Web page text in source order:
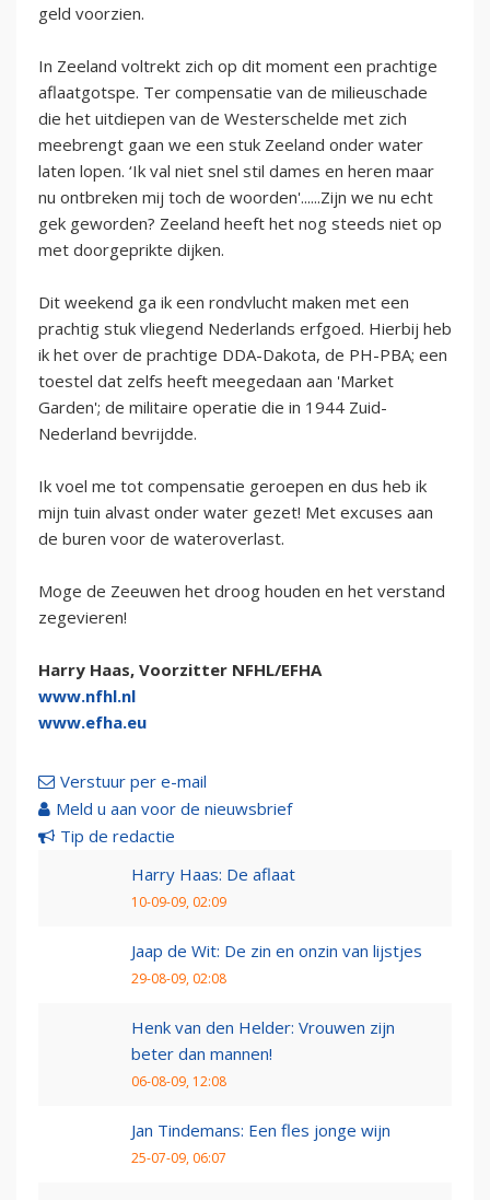
geld voorzien.
In Zeeland voltrekt zich op dit moment een prachtige
aflaatgotspe. Ter compensatie van de milieuschade
die het uitdiepen van de Westerschelde met zich
meebrengt gaan we een stuk Zeeland onder water
laten lopen. ‘Ik val niet snel stil dames en heren maar
nu ontbreken mij toch de woorden'......Zijn we nu echt
gek geworden? Zeeland heeft het nog steeds niet op
met doorgeprikte dijken.
Dit weekend ga ik een rondvlucht maken met een
prachtig stuk vliegend Nederlands erfgoed. Hierbij heb
ik het over de prachtige DDA-Dakota, de PH-PBA; een
toestel dat zelfs heeft meegedaan aan 'Market
Garden'; de militaire operatie die in 1944 Zuid-
Nederland bevrijdde.
Ik voel me tot compensatie geroepen en dus heb ik
mijn tuin alvast onder water gezet! Met excuses aan
de buren voor de wateroverlast.
Moge de Zeeuwen het droog houden en het verstand
zegevieren!
Harry Haas, Voorzitter NFHL/EFHA
www.nfhl.nl
www.efha.eu
Verstuur per e-mail
Meld u aan voor de nieuwsbrief
Tip de redactie
Harry Haas: De aflaat
10-09-09, 02:09
Jaap de Wit: De zin en onzin van lijstjes
29-08-09, 02:08
Henk van den Helder: Vrouwen zijn
beter dan mannen!
06-08-09, 12:08
Jan Tindemans: Een fles jonge wijn
25-07-09, 06:07